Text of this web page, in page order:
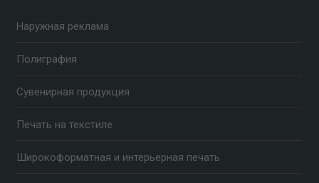
Наружная реклама
Полиграфия
Сувенирная продукция
Печать на текстиле
Широкоформатная и интерьерная печать